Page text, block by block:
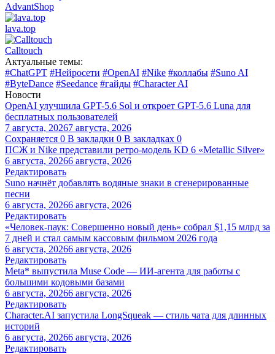
AdvantShop
lava.top
Calltouch
Актуальные темы:
#ChatGPT #Нейросети #OpenAI #Nike #коллабы #Suno AI
#ByteDance #Seedance #гайды #Character AI
Новости
OpenAI улучшила GPT-5.6 Sol и откроет GPT-5.6 Luna для
бесплатных пользователей
7 августа, 20267 августа, 2026
Сохраняется 0 В закладки 0 В закладках 0
ПСЖ и Nike представили ретро-модель KD 6 «Metallic Silver»
6 августа, 20266 августа, 2026
Редактировать
Suno начнёт добавлять водяные знаки в сгенерированные
песни
6 августа, 20266 августа, 2026
Редактировать
«Человек-паук: Совершенно новый день» собрал $1,15 млрд за
7 дней и стал самым кассовым фильмом 2026 года
6 августа, 20266 августа, 2026
Редактировать
Meta* выпустила Muse Code — ИИ-агента для работы с
большими кодовыми базами
6 августа, 20266 августа, 2026
Редактировать
Character.AI запустила LongSqueak — стиль чата для длинных
историй
6 августа, 20266 августа, 2026
Редактировать